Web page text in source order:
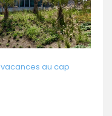
vacances au cap